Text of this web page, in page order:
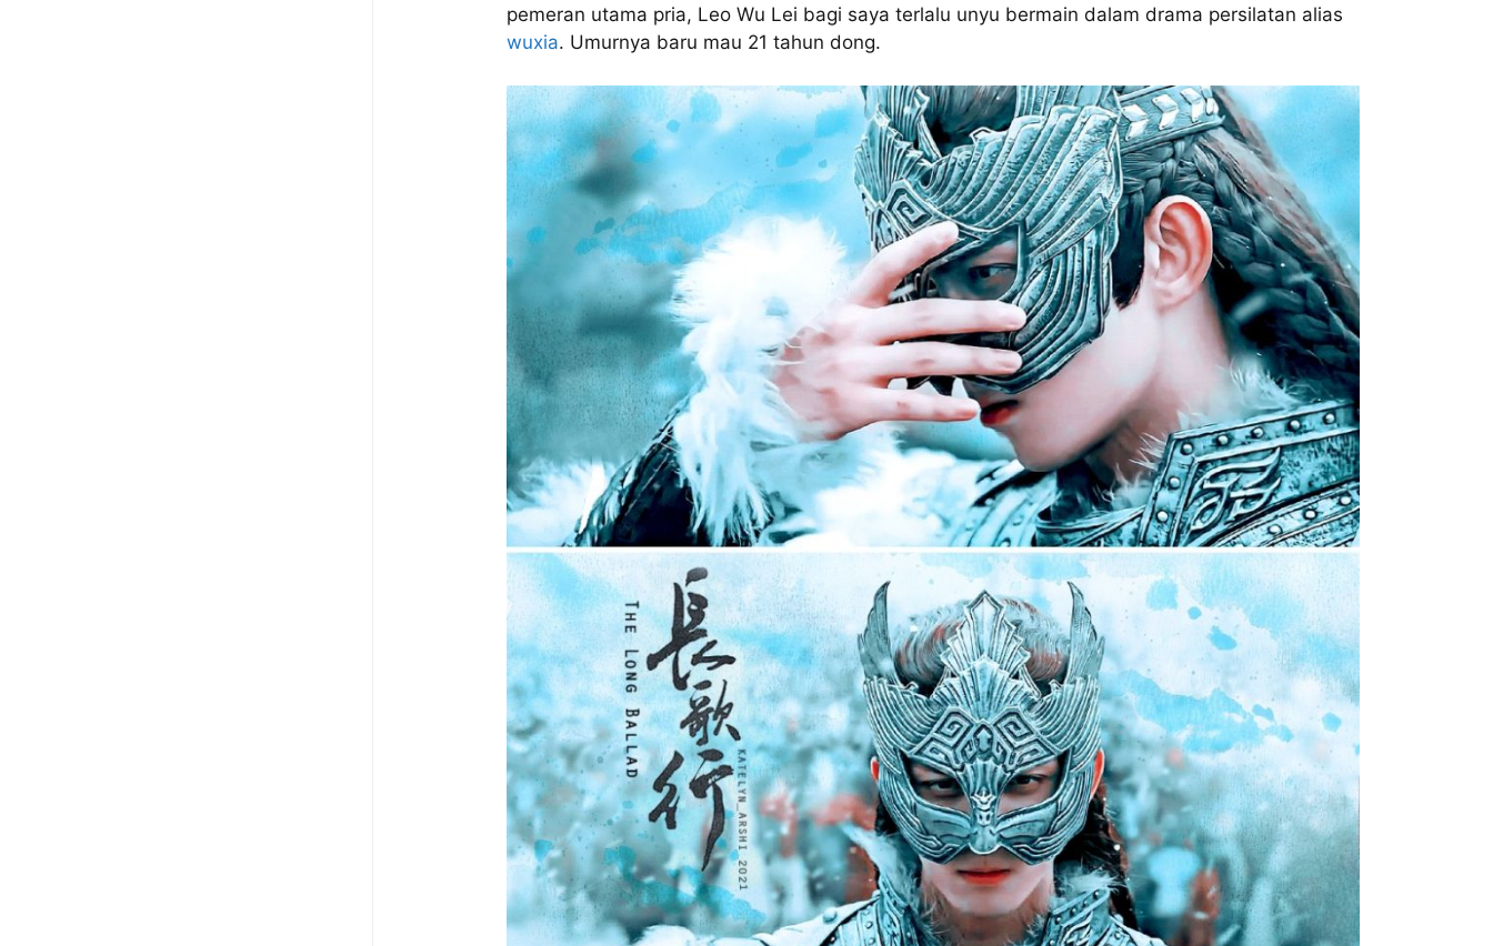
pemeran utama pria, Leo Wu Lei bagi saya terlalu unyu bermain dalam drama persilatan alias
wuxia. Umurnya baru mau 21 tahun dong.